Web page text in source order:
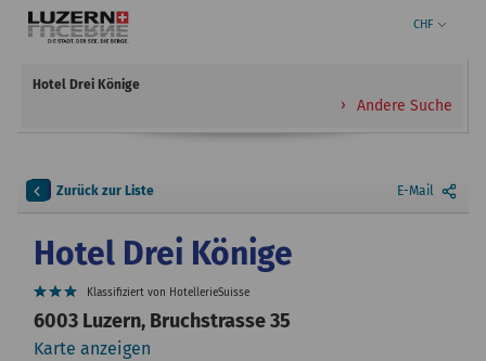
CHF
Hotel Drei Könige
Andere Suche
Zurück zur Liste E-Mail
Hotel Drei Könige
Klassifiziert von HotellerieSuisse
6003 Luzern, Bruchstrasse 35
Karte anzeigen